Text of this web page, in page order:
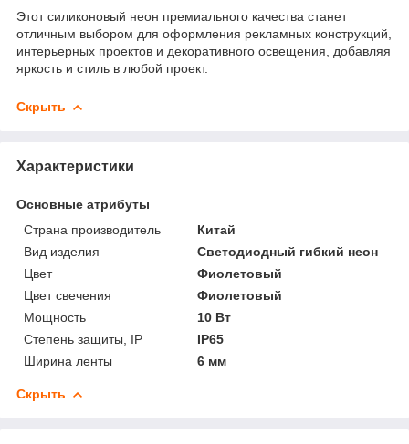
Этот силиконовый неон премиального качества станет
отличным выбором для оформления рекламных конструкций,
интерьерных проектов и декоративного освещения, добавляя
яркость и стиль в любой проект.
Скрыть
Характеристики
Основные атрибуты
Страна производитель
Китай
Вид изделия
Светодиодный гибкий неон
Цвет
Фиолетовый
Цвет свечения
Фиолетовый
Мощность
10 Вт
Степень защиты, IP
IP65
Ширина ленты
6 мм
Скрыть